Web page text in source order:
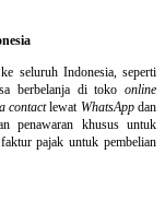
seluruh Indonesia, seperti
berbelanja di tokoonline
contactlewat WhatsAppdan
penawaran khusus untuk
pajak untuk pembelian